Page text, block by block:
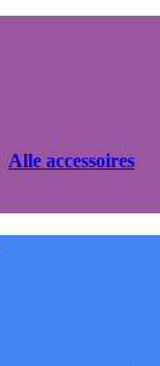
Alle accessoires